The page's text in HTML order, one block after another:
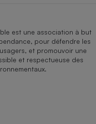
est une association à but
pour défendre les
et promouvoir une
et respectueuse des